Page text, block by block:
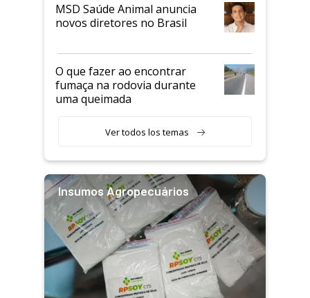
MSD Saúde Animal anuncia
novos diretores no Brasil
O que fazer ao encontrar
fumaça na rodovia durante
uma queimada
Ver todos los temas
Insumos Agropecuários